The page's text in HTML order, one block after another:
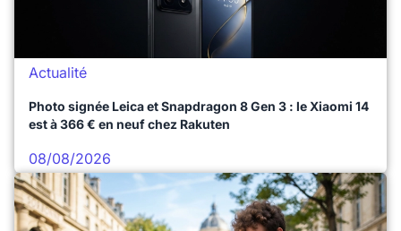
Actualité
Photo signée Leica et Snapdragon 8 Gen 3 : le Xiaomi 14
est à 366 € en neuf chez Rakuten
08/08/2026